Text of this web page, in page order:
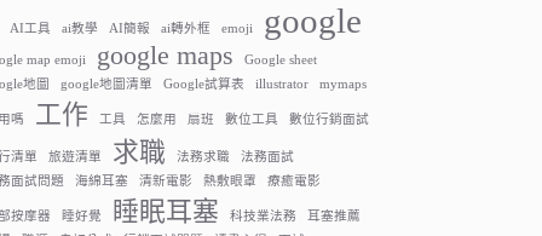
AI工具 ai教學 AI簡報 ai轉外框 emoji google
map emoji google maps
Google sheet
地圖
google地圖清單 Google試算表 illustrator mymaps
嗎 工作 工具 怎麼用 扇班 數位工具 數位行銷面試
清單 旅遊清單 求職 法務求職
法務面試
面試問題
海綿耳塞 清新電影 熱敷眼罩 療癒電影
按摩器 睡好覺 睡眠耳塞 科技業法務
耳塞推薦